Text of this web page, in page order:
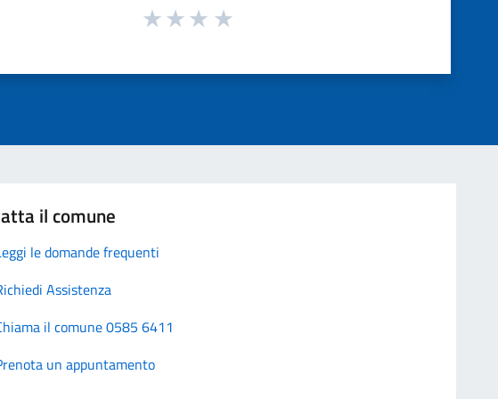
il comune
le domande frequenti
Assistenza
il comune 0585 6411
un appuntamento